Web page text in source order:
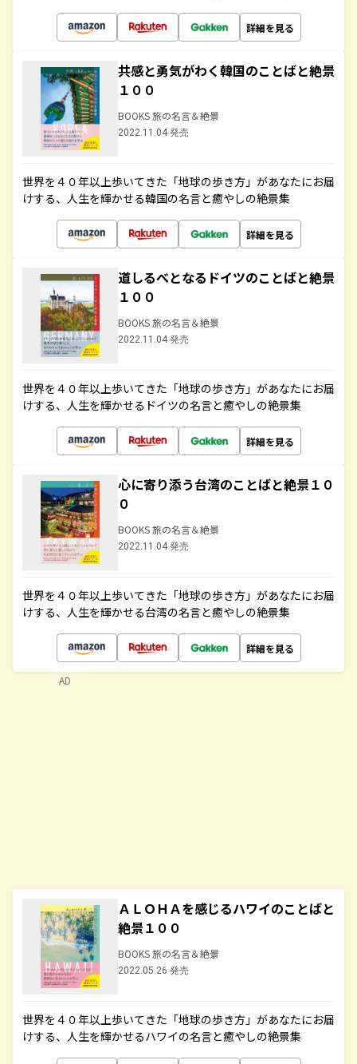
詳細を見る
共感と勇気がわく韓国のことばと絶景
１００
BOOKS 旅の名言＆絶景
2022.11.04 発売
世界を４０年以上歩いてきた「地球の歩き方」があなたにお届
けする、人生を輝かせる韓国の名言と癒やしの絶景集
詳細を見る
道しるべとなるドイツのことばと絶景
１００
BOOKS 旅の名言＆絶景
2022.11.04 発売
世界を４０年以上歩いてきた「地球の歩き方」があなたにお届
けする、人生を輝かせるドイツの名言と癒やしの絶景集
詳細を見る
心に寄り添う台湾のことばと絶景１０
０
BOOKS 旅の名言＆絶景
2022.11.04 発売
世界を４０年以上歩いてきた「地球の歩き方」があなたにお届
けする、人生を輝かせる台湾の名言と癒やしの絶景集
詳細を見る
ＡＬＯＨＡを感じるハワイのことばと
絶景１００
BOOKS 旅の名言＆絶景
2022.05.26 発売
世界を４０年以上歩いてきた「地球の歩き方」があなたにお届
けする、人生を輝かせるハワイの名言と癒やしの絶景集
AD